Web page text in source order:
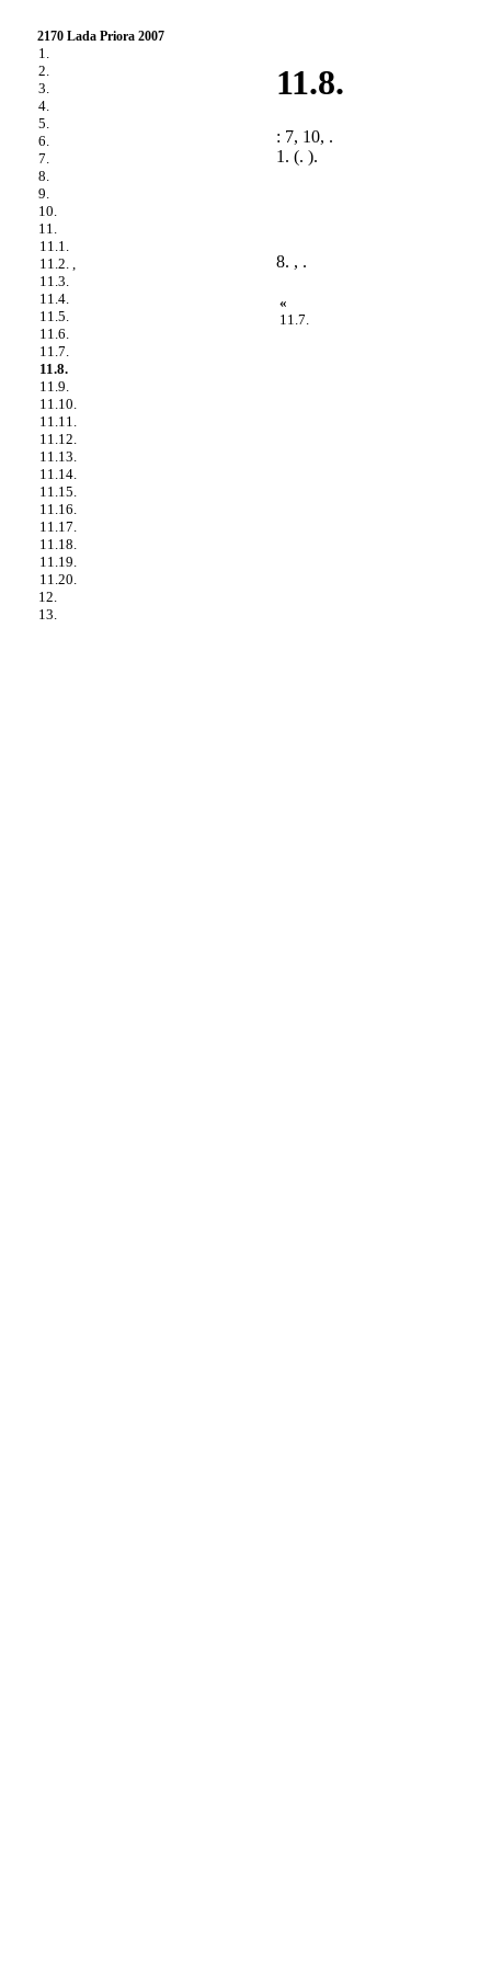
2170 Lada Priora 2007
1.
2.
3.
4.
5.
6.
7.
8.
9.
10.
11.
11.1.
11.2. ,
11.3.
11.4.
11.5.
11.6.
11.7.
11.8.
11.9.
11.10.
11.11.
11.12.
11.13.
11.14.
11.15.
11.16.
11.17.
11.18.
11.19.
11.20.
12.
13.
11.8.
: 7, 10, .
1. (. ).
8. , .
«
11.7.